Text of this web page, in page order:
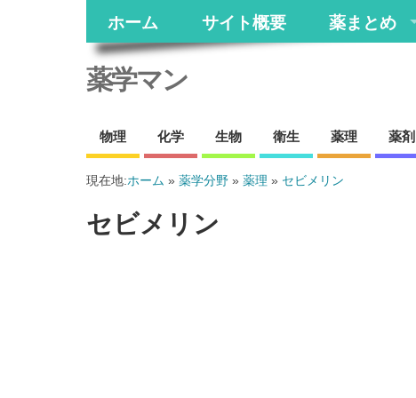
ホーム サイト概要 薬まとめ
薬学マン
物理 化学 生物 衛生 薬理 薬剤
現在地:ホーム » 薬学分野 » 薬理 » セビメリン
セビメリン